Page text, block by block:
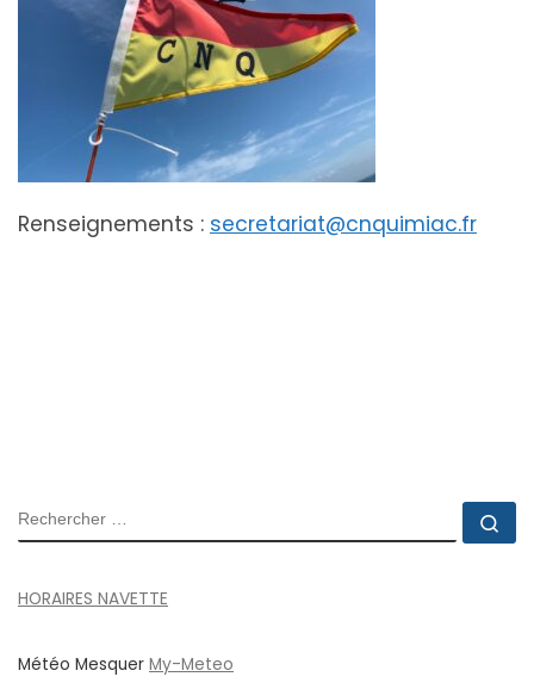
Renseignements : secretariat@cnquimiac.fr
RECHERCHER
HORAIRES NAVETTE
Météo Mesquer My-Meteo